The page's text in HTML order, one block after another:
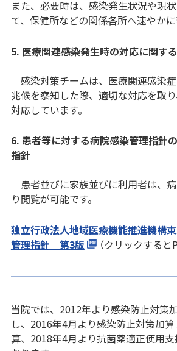
また、必要時は、感染発生状況や現
て、保健所などの関係各所へ速やかに
5. 医療関連感染発生時の対応に関す
感染対策チームは、医療関連感染
兆候を察知した際、適切な対応を取
対応しています。
6. 患者等に対する病院感染管理指針
指針
患者並びに家族並びに利用者は、
り閲覧が可能です。
独立行政法人地域医療機能推進機構
管理指針 第3版
（クリックすると
当院では、2012年より感染防止対策
し、2016年4月より感染防止対策加
算、2018年4月より抗菌薬適正使用